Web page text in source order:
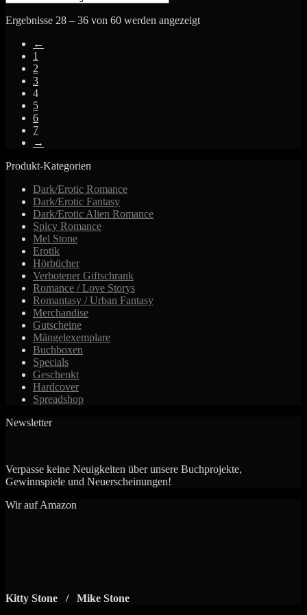
Ergebnisse 28 – 36 von 60 werden angezeigt
←
1
2
3
4
5
6
7
→
Produkt-Kategorien
Dark/Erotic Romance
Dark/Erotic Fantasy
Dark/Erotic Alien Romance
Spicy Romance
Mel Stone
Erotik
Hörbücher
Verbotener Giftschrank
Romance / Love Storys
Romantasy / Urban Fantasy
Merchandise
Gutscheine
Mängelexemplare
Buchboxen
Specials
Geschenkt
Hardcover
Spreadshop
Newsletter
Verpasse keine Neuigkeiten über unsere Buchprojekte,
Gewinnspiele und Neuerscheinungen!
Wir auf Amazon
Kitty Stone / Mike Stone